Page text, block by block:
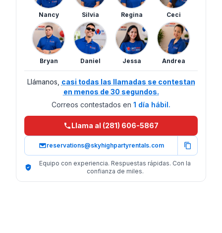
Nancy Silvia Regina Ceci
Bryan Daniel Jessa Andrea
Llámanos, casi todas las llamadas se contestan
en menos de 30 segundos.
Correos contestados en 1 día hábil.
Llama al (281) 606-5867
reservations@skyhighpartyrentals.com
Equipo con experiencia. Respuestas rápidas. Con la
confianza de miles.